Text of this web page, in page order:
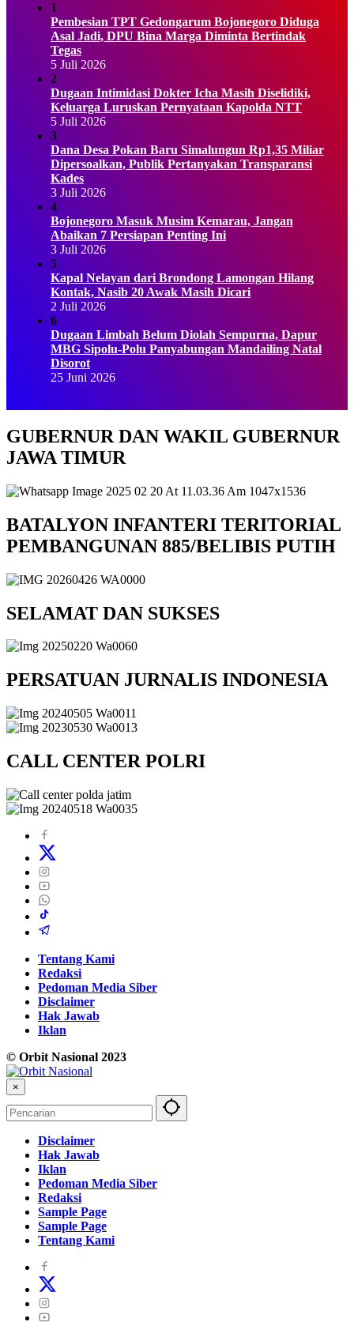
1
Pembesian TPT Gedongarum Bojonegoro Diduga
Asal Jadi, DPU Bina Marga Diminta Bertindak
Tegas
5 Juli 2026
2
Dugaan Intimidasi Dokter Icha Masih Diselidiki,
Keluarga Luruskan Pernyataan Kapolda NTT
5 Juli 2026
3
Dana Desa Pokan Baru Simalungun Rp1,35 Miliar
Dipersoalkan, Publik Pertanyakan Transparansi
Kades
3 Juli 2026
4
Bojonegoro Masuk Musim Kemarau, Jangan
Abaikan 7 Persiapan Penting Ini
3 Juli 2026
5
Kapal Nelayan dari Brondong Lamongan Hilang
Kontak, Nasib 20 Awak Masih Dicari
2 Juli 2026
6
Dugaan Limbah Belum Diolah Sempurna, Dapur
MBG Sipolu-Polu Panyabungan Mandailing Natal
Disorot
25 Juni 2026
GUBERNUR DAN WAKIL GUBERNUR
JAWA TIMUR
BATALYON INFANTERI TERITORIAL
PEMBANGUNAN 885/BELIBIS PUTIH
SELAMAT DAN SUKSES
PERSATUAN JURNALIS INDONESIA
CALL CENTER POLRI
Tentang Kami
Redaksi
Pedoman Media Siber
Disclaimer
Hak Jawab
Iklan
© Orbit Nasional 2023
×
Disclaimer
Hak Jawab
Iklan
Pedoman Media Siber
Redaksi
Sample Page
Sample Page
Tentang Kami